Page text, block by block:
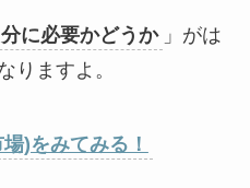
に必要かどうか 」がは
りますよ。
)をみてみる！